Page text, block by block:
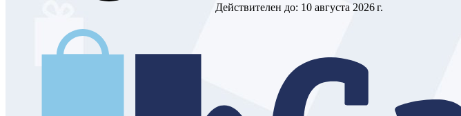
Действителен до: 10 августа 2026 г.